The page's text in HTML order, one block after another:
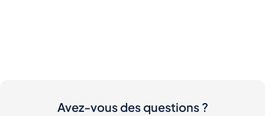
Avez-vous des questions ?